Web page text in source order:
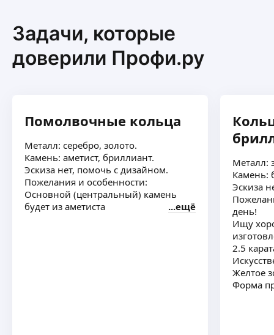
Задачи, которые
доверили Профи.ру
Помолвочные кольца
Металл: серебро, золото.
Камень: аметист, бриллиант.
Эскиза нет, помочь с дизайном.
Пожелания и особенности:
Основной (центральный) камень
будет из аметиста
ещё
Металл:
Камень:
Эскиза
день!
Ищу
2.5
Желтое
Форма